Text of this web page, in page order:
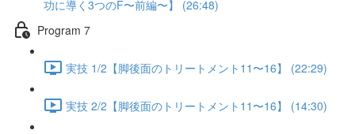
功に導く3つのF〜前編〜】 (26:48)
Program 7
実技 1/2【脚後面のトリートメント11〜16】 (22:29)
実技 2/2【脚後面のトリートメント11〜16】 (14:30)